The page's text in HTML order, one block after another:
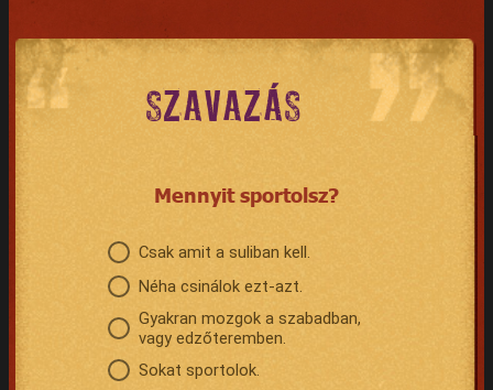
SZAVAZÁS
Mennyit sportolsz?
Csak amit a suliban kell.
Néha csinálok ezt-azt.
Gyakran mozgok a szabadban,
vagy edzőteremben.
Sokat sportolok.